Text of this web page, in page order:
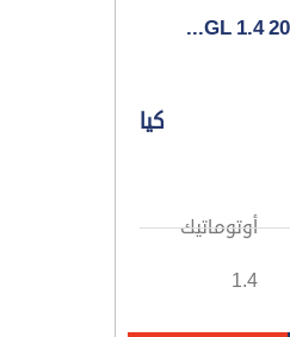
كيا
أوتوماتيك
1.4